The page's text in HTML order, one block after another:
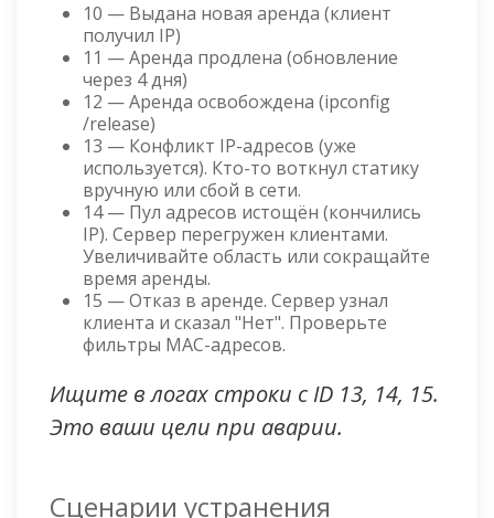
10 — Выдана новая аренда (клиент
получил IP)
11 — Аренда продлена (обновление
через 4 дня)
12 — Аренда освобождена (ipconfig
/release)
13 — Конфликт IP-адресов (уже
используется). Кто-то воткнул статику
вручную или сбой в сети.
14 — Пул адресов истощён (кончились
IP). Сервер перегружен клиентами.
Увеличивайте область или сокращайте
время аренды.
15 — Отказ в аренде. Сервер узнал
клиента и сказал "Нет". Проверьте
фильтры MAC-адресов.
Ищите в логах строки с ID 13, 14, 15.
Это ваши цели при аварии.
Сценарии устранения